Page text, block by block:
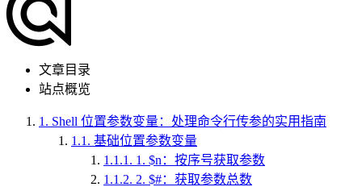
文章目录
站点概览
1. Shell 位置参数变量：处理命令行传参的实用指南
1.1. 基础位置参数变量
1.1.1. 1. $n：按序号获取参数
1.1.2. 2. $#：获取参数总数